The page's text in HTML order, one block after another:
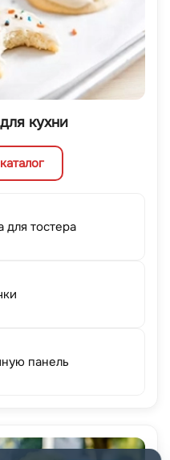
кухни
для тостера
панель